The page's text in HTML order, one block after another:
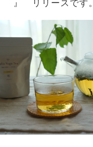
』 リリースです。